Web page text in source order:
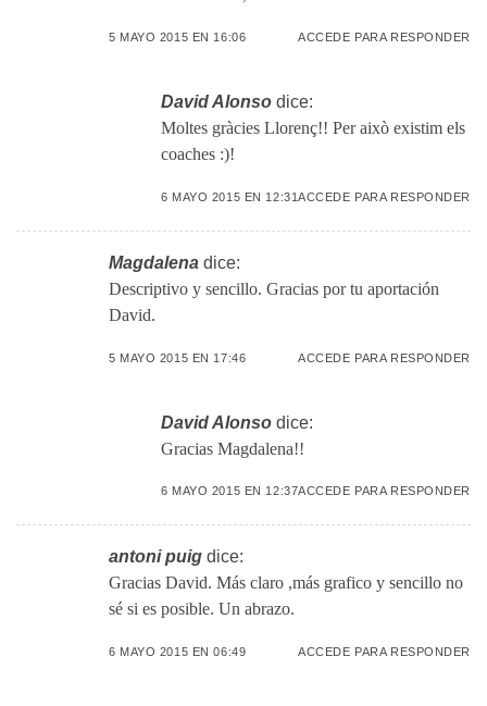
5 MAYO 2015 EN 16:06 ACCEDE PARA RESPONDER
David Alonso dice:
Moltes gràcies Llorenç!! Per això existim els
coaches :)!
6 MAYO 2015 EN 12:31ACCEDE PARA RESPONDER
Magdalena dice:
Descriptivo y sencillo. Gracias por tu aportación
David.
5 MAYO 2015 EN 17:46 ACCEDE PARA RESPONDER
David Alonso dice:
Gracias Magdalena!!
6 MAYO 2015 EN 12:37ACCEDE PARA RESPONDER
antoni puig dice:
Gracias David. Más claro ,más grafico y sencillo no
sé si es posible. Un abrazo.
6 MAYO 2015 EN 06:49 ACCEDE PARA RESPONDER